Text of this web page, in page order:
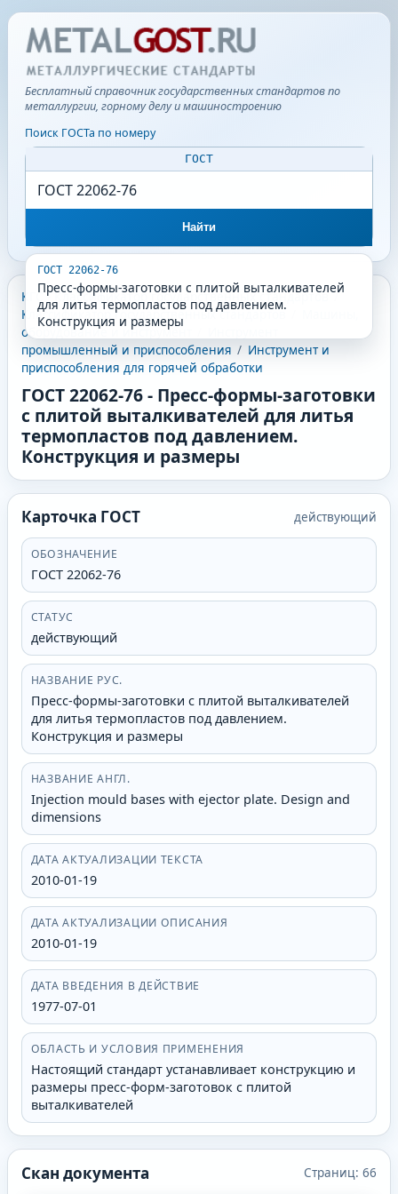
Бесплатный справочник государственных стандартов по
металлургии, горному делу и машиностроению
Поиск ГОСТа по номеру
ГОСТ
Найти
ГОСТ 22062-76
Пресс-формы-заготовки с плитой выталкивателей
для литья термопластов под давлением.
Конструкция и размеры
КГС - Классификатор государственных стандартов /
Классификатор государственных стандартов
оборудование и инструмент
промышленный и приспособления / Инструмент и
приспособления для горячей обработки
ГОСТ 22062-76- Пресс-формы-заготовки
с плитой выталкивателей для литья
термопластов под давлением.
Конструкция и размеры
Карточка ГОСТ действующий
ОБОЗНАЧЕНИЕ
ГОСТ 22062-76
СТАТУС
действующий
НАЗВАНИЕ РУС.
Пресс-формы-заготовки с плитой выталкивателей
для литья термопластов под давлением.
Конструкция и размеры
НАЗВАНИЕ АНГЛ.
Injection mould bases with ejector plate. Design and
dimensions
ДАТА АКТУАЛИЗАЦИИ ТЕКСТА
2010-01-19
ДАТА АКТУАЛИЗАЦИИ ОПИСАНИЯ
2010-01-19
ДАТА ВВЕДЕНИЯ В ДЕЙСТВИЕ
1977-07-01
ОБЛАСТЬ И УСЛОВИЯ ПРИМЕНЕНИЯ
Настоящий стандарт устанавливает конструкцию и
размеры пресс-форм-заготовок с плитой
выталкивателей
Скан документа Страниц:66